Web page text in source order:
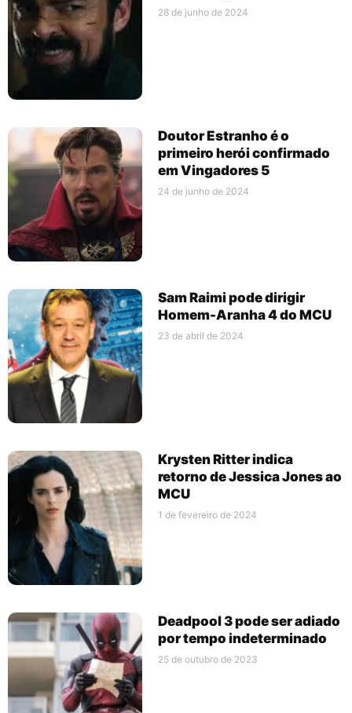
28 de junho de 2024
Doutor Estranho é o
primeiro herói confirmado
em Vingadores 5
24 de junho de 2024
Sam Raimi pode dirigir
Homem-Aranha 4 do MCU
23 de abril de 2024
Krysten Ritter indica
retorno de Jessica Jones ao
MCU
1 de fevereiro de 2024
Deadpool 3 pode ser adiado
por tempo indeterminado
25 de outubro de 2023